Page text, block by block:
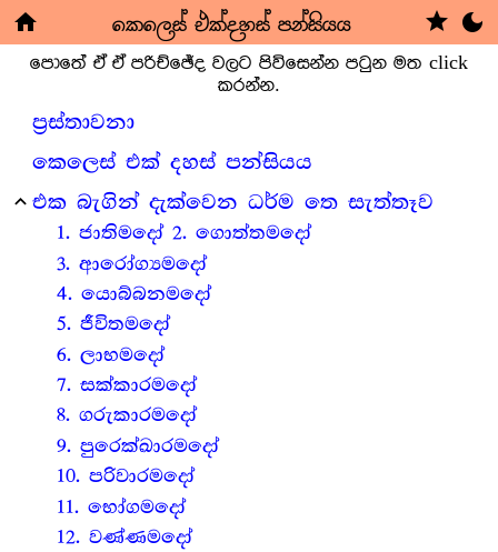
home කෙලෙස් එක්දහස් පන්සියය star dark_mode
පොතේ ඒ ඒ පරිච්ඡේද වලට පිවිසෙන්න පටුන මත click
කරන්න.
ප්‍ර‍ස්තාවනා
කෙලෙස් එක් දහස් පන්සියය
expand_less එක බැගින් දැක්වෙන ධර්ම තෙ සැත්තෑව
1. ජාතිමදෝ 2. ගොත්තමදෝ
3. ආරෝග්‍යමදෝ
4. යොබ්බනමදෝ
5. ජීවිතමදෝ
6. ලාභමදෝ
7. සක්කාරමදෝ
8. ගරුකාරමදෝ
9. පුරෙක්ඛාරමදෝ
10. පරිවාරමදෝ
11. භෝගමදෝ
12. වණ්ණමදෝ